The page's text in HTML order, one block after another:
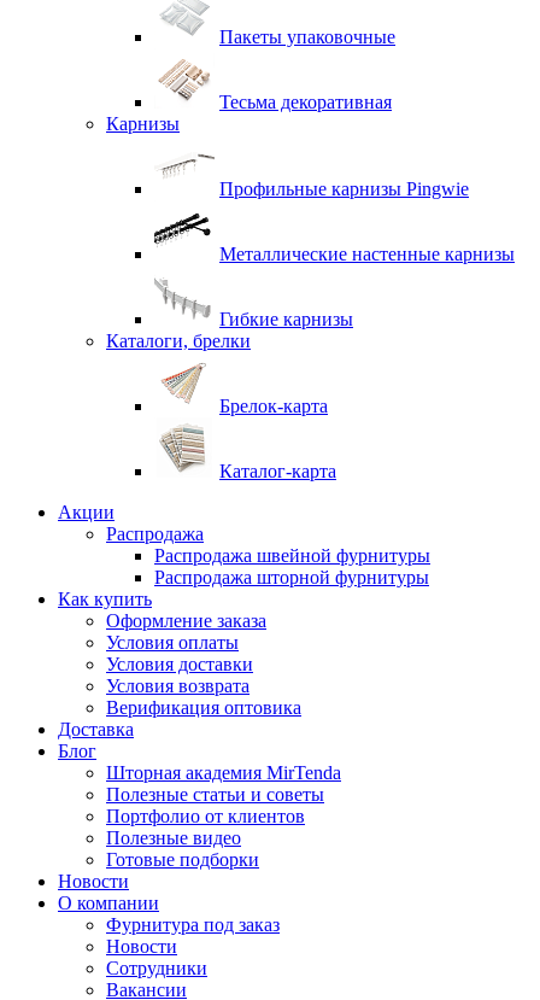
Пакеты упаковочные
Тесьма декоративная
Карнизы
Профильные карнизы Pingwie
Металлические настенные карнизы
Гибкие карнизы
Каталоги, брелки
Брелок-карта
Каталог-карта
Акции
Распродажа
Распродажа швейной фурнитуры
Распродажа шторной фурнитуры
Как купить
Оформление заказа
Условия оплаты
Условия доставки
Условия возврата
Верификация оптовика
Доставка
Блог
Шторная академия MirTenda
Полезные статьи и советы
Портфолио от клиентов
Полезные видео
Готовые подборки
Новости
О компании
Фурнитура под заказ
Новости
Сотрудники
Вакансии